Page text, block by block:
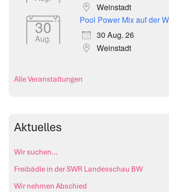
Weinstadt
30
Aug.
Pool Power Mix auf der
30 Aug. 26
Weinstadt
Alle Veranstaltungen
Aktuelles
Wir suchen…
Freibädle in der SWR Landesschau BW
Wir nehmen Abschied